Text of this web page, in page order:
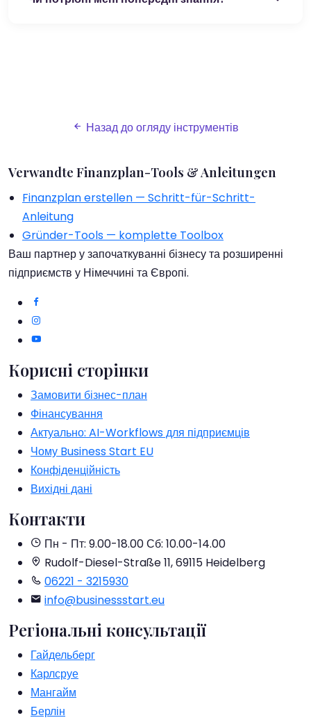
Назад до огляду інструментів
Verwandte Finanzplan-Tools & Anleitungen
Finanzplan erstellen — Schritt-für-Schritt-
Anleitung
Gründer-Tools — komplette Toolbox
Ваш партнер у започаткуванні бізнесу та розширенні
підприємств у Німеччині та Європі.
Корисні сторінки
Замовити бізнес-план
Фінансування
Актуально: AI-Workflows для підприємців
Чому Business Start EU
Конфіденційність
Вихідні дані
Контакти
Пн - Пт: 9.00-18.00Сб: 10.00-14.00
Rudolf-Diesel-Straße 11, 69115 Heidelberg
06221 - 3215930
info@businessstart.eu
Регіональні консультації
Гайдельберг
Карлсруе
Мангайм
Берлін